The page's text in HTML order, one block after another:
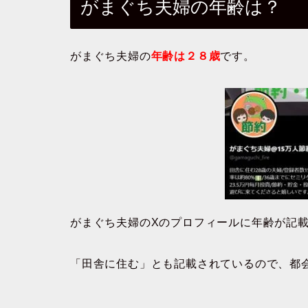
がまぐち夫婦の年齢は？
がまぐち夫婦の年齢は２８歳です。
がまぐち夫婦のXのプロフィールに年齢が記
「田舎に住む」とも記載されているので、